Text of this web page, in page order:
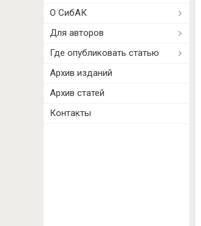
О СибАК
Для авторов
Где опубликовать статью
Архив изданий
Архив статей
Контакты